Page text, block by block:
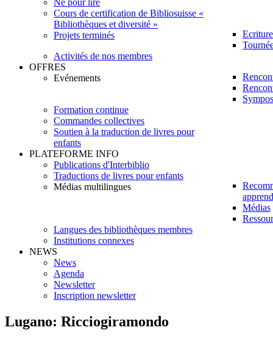
Né pour lire
Cours de certification de Bibliosuisse «
Bibliothèques et diversité »
Projets terminés
Activités de nos membres
OFFRES
Evénements
Formation continue
Commandes collectives
Soutien à la traduction de livres pour
enfants
PLATEFORME INFO
Publications d'Interbiblio
Traductions de livres pour enfants
Médias multilingues
Médias
Langues des bibliothèques membres
Institutions connexes
NEWS
News
Agenda
Newsletter
Inscription newsletter
Lugano: Ricciogiramondo